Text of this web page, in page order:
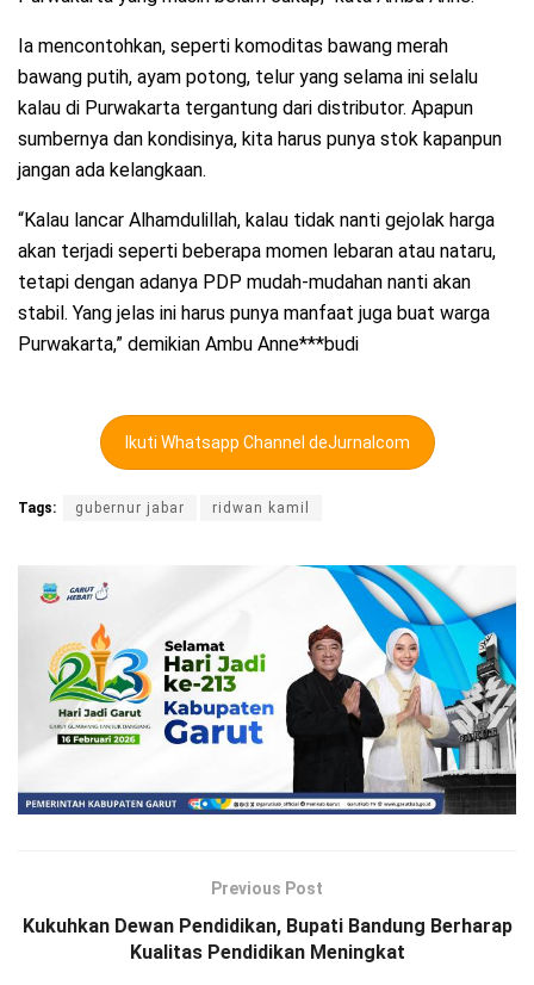
Ia mencontohkan, seperti komoditas bawang merah
bawang putih, ayam potong, telur yang selama ini selalu
kalau di Purwakarta tergantung dari distributor. Apapun
sumbernya dan kondisinya, kita harus punya stok kapanpun
jangan ada kelangkaan.
“Kalau lancar Alhamdulillah, kalau tidak nanti gejolak harga
akan terjadi seperti beberapa momen lebaran atau nataru,
tetapi dengan adanya PDP mudah-mudahan nanti akan
stabil. Yang jelas ini harus punya manfaat juga buat warga
Purwakarta,” demikian Ambu Anne***budi
Ikuti Whatsapp Channel deJurnalcom
Tags: gubernur jabar ridwan kamil
Previous Post
Kukuhkan Dewan Pendidikan, Bupati Bandung Berharap
Kualitas Pendidikan Meningkat